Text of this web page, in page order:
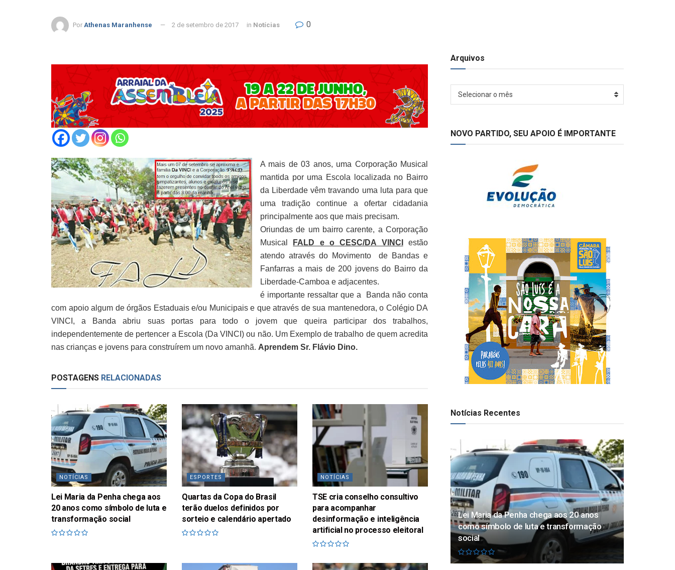
Por Athenas Maranhense 2 de setembro de 2017 in Notícias 0
A mais de 03 anos, uma Corporação Musical
mantida por uma Escola localizada no Bairro
da Liberdade vêm travando uma luta para que
uma tradição continue a ofertar cidadania
principalmente aos que mais precisam.
Oriundas de um bairro carente, a Corporação
Musical
FALD e o CESC/DA VINCI
estão
atendo através do Movimento de Bandas e
Fanfarras a mais de 200 jovens do Bairro da
Liberdade-Camboa e adjacentes.
é importante ressaltar que a Banda não conta
com apoio algum de órgãos Estaduais e/ou Municipais e que através de sua mantenedora, o Colégio DA
VINCI, a Banda abriu suas portas para todo o jovem que queira participar dos trabalhos,
independentemente de pertencer a Escola (Da VINCI) ou não. Um Exemplo de trabalho de quem acredita
nas crianças e jovens para construírem um novo amanhã. Aprendem Sr. Flávio Dino.
POSTAGENS RELACIONADAS
NOTÍCIAS
Lei Maria da Penha chega aos
20 anos como símbolo de luta e
transformação social
ESPORTES
Quartas da Copa do Brasil
terão duelos definidos por
sorteio e calendário apertado
NOTÍCIAS
TSE cria conselho consultivo
para acompanhar
desinformação e inteligência
artificial no processo eleitoral
Arquivos
Arquivos
Selecionar o mês
NOVO PARTIDO, SEU APOIO É IMPORTANTE
Notícias Recentes
Lei Maria da Penha chega aos 20 anos
como símbolo de luta e transformação
social